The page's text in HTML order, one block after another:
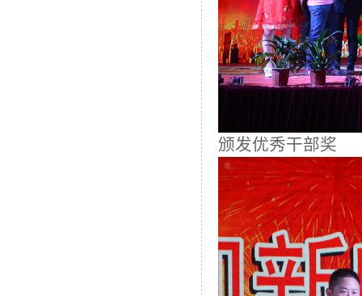
颁发优秀干部奖